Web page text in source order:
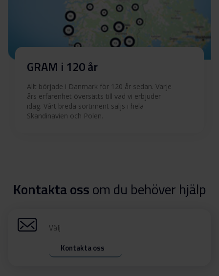
GRAM i 120 år
Allt började i Danmark för 120 år sedan. Varje
års erfarenhet översätts till vad vi erbjuder
idag. Vårt breda sortiment säljs i hela
Skandinavien och Polen.
Kontakta ossom du behöver hjälp
Välj
Kontakta oss